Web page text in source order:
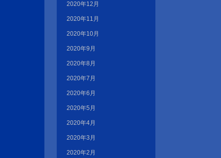
2020年12月
2020年11月
2020年10月
2020年9月
2020年8月
2020年7月
2020年6月
2020年5月
2020年4月
2020年3月
2020年2月